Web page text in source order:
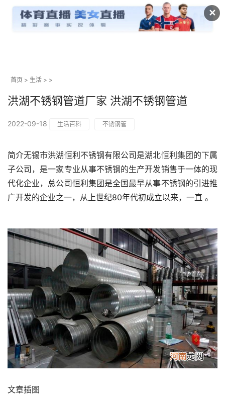
✕
首页 > 生活 > >
洪湖不锈钢管道厂家 洪湖不锈钢管道
2022-09-18 生活百科 不锈钢管
简介无锡市洪湖恒利不锈钢有限公司是湖北恒利集团的下属
子公司，是一家专业从事不锈钢的生产开发销售于一体的现
代化企业，总公司恒利集团是全国最早从事不锈钢的引进推
广开发的企业之一，从上世纪80年代初成立以来，一直 。
文章插图